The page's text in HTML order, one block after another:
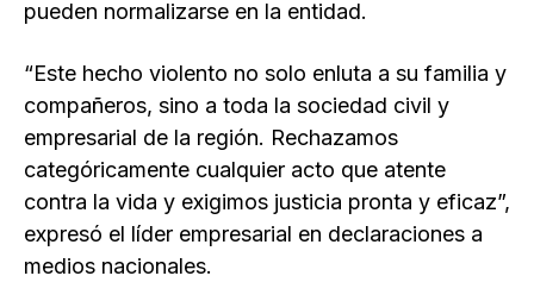
pueden normalizarse en la entidad.
“Este hecho violento no solo enluta a su familia y
compañeros, sino a toda la sociedad civil y
empresarial de la región. Rechazamos
categóricamente cualquier acto que atente
contra la vida y exigimos justicia pronta y eficaz”,
expresó el líder empresarial en declaraciones a
medios nacionales.